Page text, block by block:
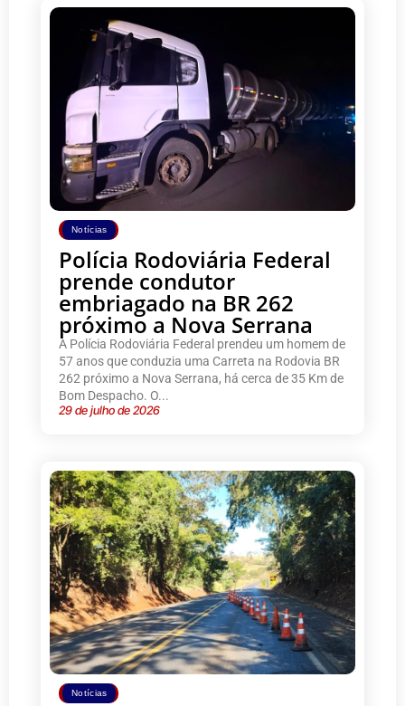
Notícias
Polícia Rodoviária Federal
prende condutor
embriagado na BR 262
próximo a Nova Serrana
A Polícia Rodoviária Federal prendeu um homem de
57 anos que conduzia uma Carreta na Rodovia BR
262 próximo a Nova Serrana, há cerca de 35 Km de
Bom Despacho. O...
29 de julho de 2026
Notícias